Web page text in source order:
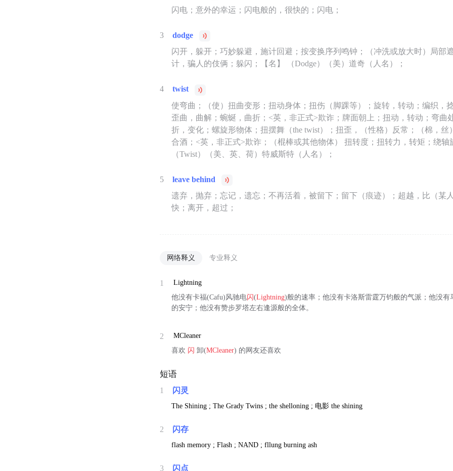
闪电；意外的幸运；闪电般的，很快的；闪电；
3
dodge
闪开，躲开；巧妙躲避，施计回避；按变换序列鸣钟；（冲洗或放大时）局部
计，骗人的伎俩；躲闪；【名】 （Dodge）（美）道奇（人名）；
4
twist
使弯曲；（使）扭曲变形；扭动身体；扭伤（脚踝等）；旋转，转动；编织，
歪曲，曲解；蜿蜒，曲折；<英，非正式>欺诈；牌面朝上；扭动，转动；弯曲
折，变化；螺旋形物体；扭摆舞（the twist）；扭歪，（性格）反常；（棉，丝
合酒；<英，非正式>欺诈；（棍棒或其他物体） 扭转度；扭转力，转矩；绕轴
（Twist）（美、英、荷）特威斯特（人名）；
5
leave behind
遗弃，抛弃；忘记，遗忘；不再活着，被留下；留下（痕迹）；超越，比（某
快；离开，超过；
网络释义 专业释义
1
Lightning
他没有卡福(Cafu)风驰电闪(Lightning)般的速率；他没有卡洛斯雷霆万钧般的气派；他没有
的安宁；他没有赞步罗塔左右逢源般的全体。
2
MCleaner
喜欢 闪 卸(MCleaner) 的网友还喜欢
短语
1 闪灵
The Shining ; The Grady Twins ; the shelloning ; 电影the shining
2 闪存
flash memory ; Flash ; NAND ; fllung burning ash
3 闪点